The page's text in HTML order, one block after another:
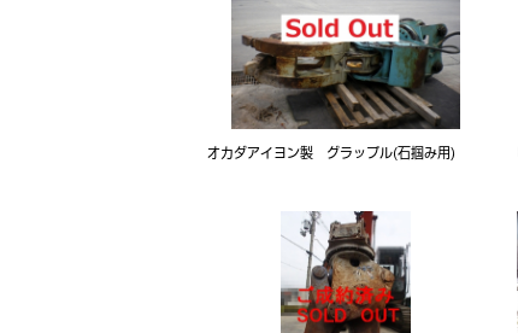
オカダアイヨン製 グラップル(石掴み用)